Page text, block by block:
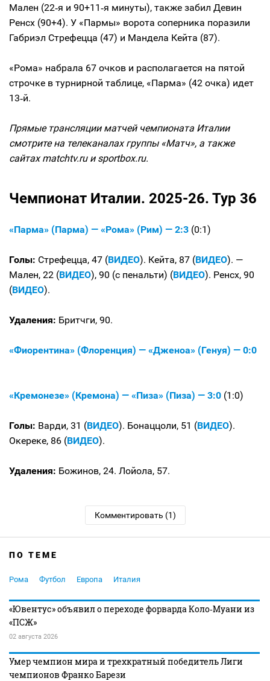
Мален (22‑я и 90+11‑я минуты), также забил Девин
Ренсх (90+4). У «Пармы» ворота соперника поразили
Габриэл Стрефецца (47) и Мандела Кейта (87).
«Рома» набрала 67 очков и располагается на пятой
строчке в турнирной таблице, «Парма» (42 очка) идет
13‑й.
Прямые трансляции матчей чемпионата Италии
смотрите на телеканалах группы «Матч», а также
сайтах matchtv.ru и sportbox.ru.
Чемпионат Италии. 2025-26. Тур 36
«Парма» (Парма) — «Рома» (Рим) — 2:3 (0:1)
Голы: Стрефецца, 47 (ВИДЕО). Кейта, 87 (ВИДЕО). —
Мален, 22 (ВИДЕО), 90 (с пенальти) (ВИДЕО). Ренсх, 90
(ВИДЕО).
Удаления: Бритчги, 90.
«Фиорентина» (Флоренция) — «Дженоа» (Генуя) — 0:0
«Кремонезе» (Кремона) — «Пиза» (Пиза) — 3:0 (1:0)
Голы: Варди, 31 (ВИДЕО). Бонаццоли, 51 (ВИДЕО).
Окереке, 86 (ВИДЕО).
Удаления: Божинов, 24. Лойола, 57.
Комментировать (1)
ПО ТЕМЕ
Рома Футбол Европа Италия
«Ювентус» объявил о переходе форварда Коло‑Муани из
«ПСЖ»
02 августа 2026
Умер чемпион мира и трехкратный победитель Лиги
чемпионов Франко Барези